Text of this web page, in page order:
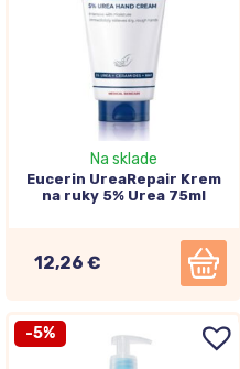
Na sklade
Eucerin UreaRepair Krem
na ruky 5% Urea 75ml
12,26 €
-5%